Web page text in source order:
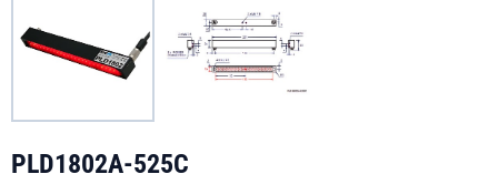
PLD1802A-525C